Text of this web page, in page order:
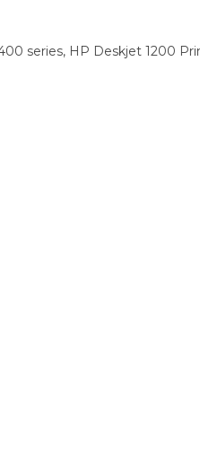
series, HP Deskjet 1200